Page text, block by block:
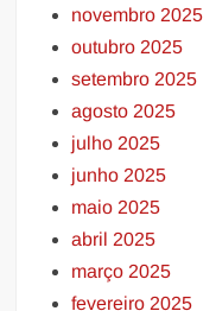
novembro 2025
outubro 2025
setembro 2025
agosto 2025
julho 2025
junho 2025
maio 2025
abril 2025
março 2025
fevereiro 2025